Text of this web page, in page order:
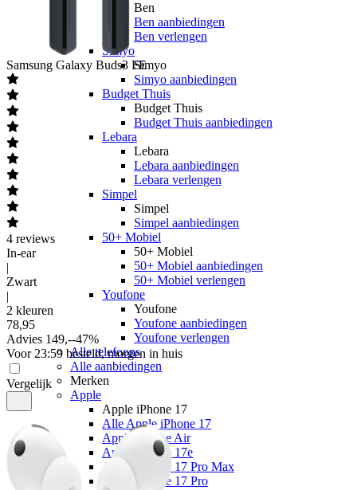
Ben
Ben aanbiedingen
Ben verlengen
Simyo
Simyo
Simyo aanbiedingen
Budget Thuis
Budget Thuis
Budget Thuis aanbiedingen
Lebara
Lebara
Lebara aanbiedingen
Lebara verlengen
Simpel
Simpel
Simpel aanbiedingen
50+ Mobiel
50+ Mobiel
50+ Mobiel aanbiedingen
50+ Mobiel verlengen
Youfone
Youfone
Youfone aanbiedingen
Youfone verlengen
Alle telefoons
Alle aanbiedingen
Merken
Apple
Apple iPhone 17
Alle Apple iPhone 17
Apple iPhone Air
Apple iPhone 17e
Apple iPhone 17 Pro Max
Apple iPhone 17 Pro
Samsung Galaxy Buds3 FE
4 reviews
In-ear
|
Zwart
|
2 kleuren
78,95
Advies 149,--47%
Voor 23:59 besteld, morgen in huis
Vergelijk